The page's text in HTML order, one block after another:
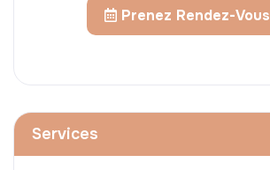
Prenez Rendez-Vous
Services